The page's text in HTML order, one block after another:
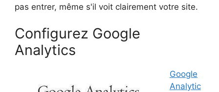
pas entrer, même s'il voit clairement votre site.
Configurez Google
Analytics
Google
Analytic